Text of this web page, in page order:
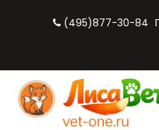
(495)877-30-84